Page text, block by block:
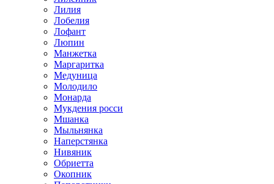
Лилия
Лобелия
Лофант
Люпин
Манжетка
Маргаритка
Медуница
Молодило
Монарда
Мукдения росси
Мшанка
Мыльнянка
Наперстянка
Нивяник
Обриетта
Окопник